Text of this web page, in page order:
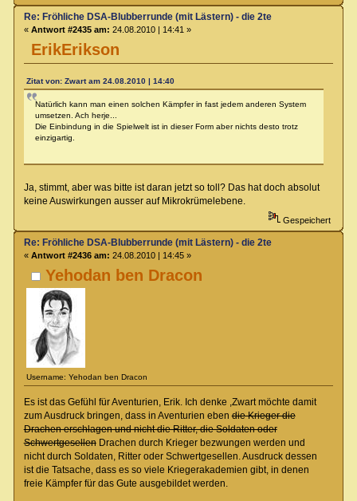
ErikErikson
Re: Fröhliche DSA-Blubberrunde (mit Lästern) - die 2te
« Antwort #2435 am: 24.08.2010 | 14:41 »
Zitat von: Zwart am 24.08.2010 | 14:40
Natürlich kann man einen solchen Kämpfer in fast jedem anderen System
umsetzen. Ach herje...
Die Einbindung in die Spielwelt ist in dieser Form aber nichts desto trotz
einzigartig.
Ja, stimmt, aber was bitte ist daran jetzt so toll? Das hat doch absolut
keine Auswirkungen ausser auf Mikrokrümelebene.
Gespeichert
Yehodan ben Dracon
Username: Yehodan ben Dracon
Re: Fröhliche DSA-Blubberrunde (mit Lästern) - die 2te
« Antwort #2436 am: 24.08.2010 | 14:45 »
Es ist das Gefühl für Aventurien, Erik. Ich denke ,Zwart möchte damit
zum Ausdruck bringen, dass in Aventurien ebendie Krieger die
Drachen erschlagen und nicht die Ritter, die Soldaten oder
SchwertgesellenDrachen durch Krieger bezwungen werden und
nicht durch Soldaten, Ritter oder Schwertgesellen. Ausdruck dessen
ist die Tatsache, dass es so viele Kriegerakademien gibt, in denen
freie Kämpfer für das Gute ausgebildet werden.